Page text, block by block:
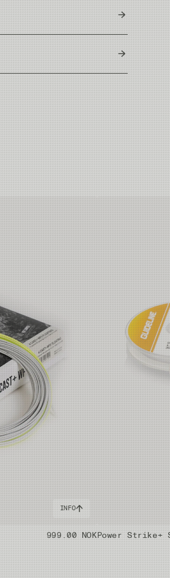
samles opp i egen beholder
modellene en liten diskret
å gjøre det på.
miljøavtrykk. Dette gir bedre
Mest bærekraftige alternativ,
og fraktkostnader i alle ledd.
4
91g - 3,21oz
17-19g / 262-293 grains
86 cm
China
og mer værutsatte forhold.
stor fisk og krevende forhold er
10fot. Det gir deg kreftene til en
liner i ulike densiteter og flere
INFO
999.00 NOKPower Strike+